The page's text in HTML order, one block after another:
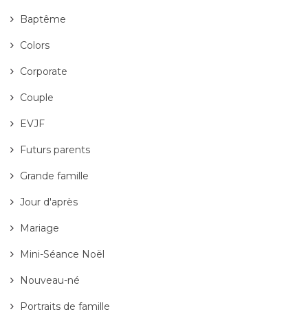
Baptême
Colors
Corporate
Couple
EVJF
Futurs parents
Grande famille
Jour d'après
Mariage
Mini-Séance Noël
Nouveau-né
Portraits de famille